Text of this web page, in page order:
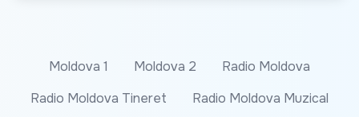
Moldova 1 Moldova 2
Radio Moldova
Radio Moldova Tineret
Radio Moldova Muzical